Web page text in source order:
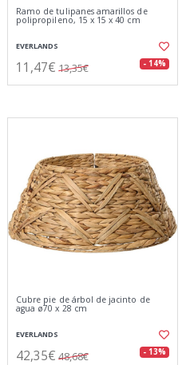
Ramo de tulipanes amarillos de
polipropileno, 15 x 15 x 40 cm
EVERLANDS
11,47€ 13,35€ - 14%
Cubre pie de árbol de jacinto de
agua ø70 x 28 cm
EVERLANDS
42,35€ 48,68€ - 13%